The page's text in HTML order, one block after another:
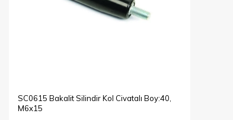
SC0615 Bakalit Silindir Kol Civatalı Boy:40,
M6x15